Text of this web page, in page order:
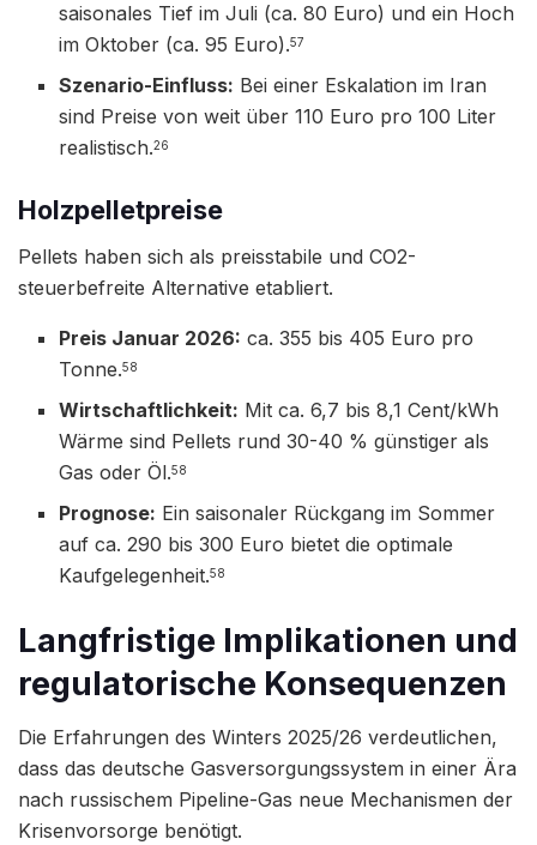
saisonales Tief im Juli (ca. 80 Euro) und ein Hoch
im Oktober (ca. 95 Euro).57
Szenario-Einfluss: Bei einer Eskalation im Iran
sind Preise von weit über 110 Euro pro 100 Liter
realistisch.26
Holzpelletpreise
Pellets haben sich als preisstabile und CO2-
steuerbefreite Alternative etabliert.
Preis Januar 2026: ca. 355 bis 405 Euro pro
Tonne.58
Wirtschaftlichkeit: Mit ca. 6,7 bis 8,1 Cent/kWh
Wärme sind Pellets rund 30-40 % günstiger als
Gas oder Öl.58
Prognose: Ein saisonaler Rückgang im Sommer
auf ca. 290 bis 300 Euro bietet die optimale
Kaufgelegenheit.58
Langfristige Implikationen und
regulatorische Konsequenzen
Die Erfahrungen des Winters 2025/26 verdeutlichen,
dass das deutsche Gasversorgungssystem in einer Ära
nach russischem Pipeline-Gas neue Mechanismen der
Krisenvorsorge benötigt.